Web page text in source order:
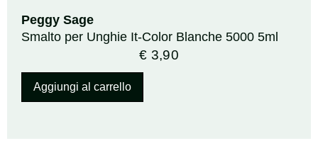
Peggy Sage
Smalto per Unghie It-Color Blanche 5000 5ml
€ 3,90
Aggiungi al carrello